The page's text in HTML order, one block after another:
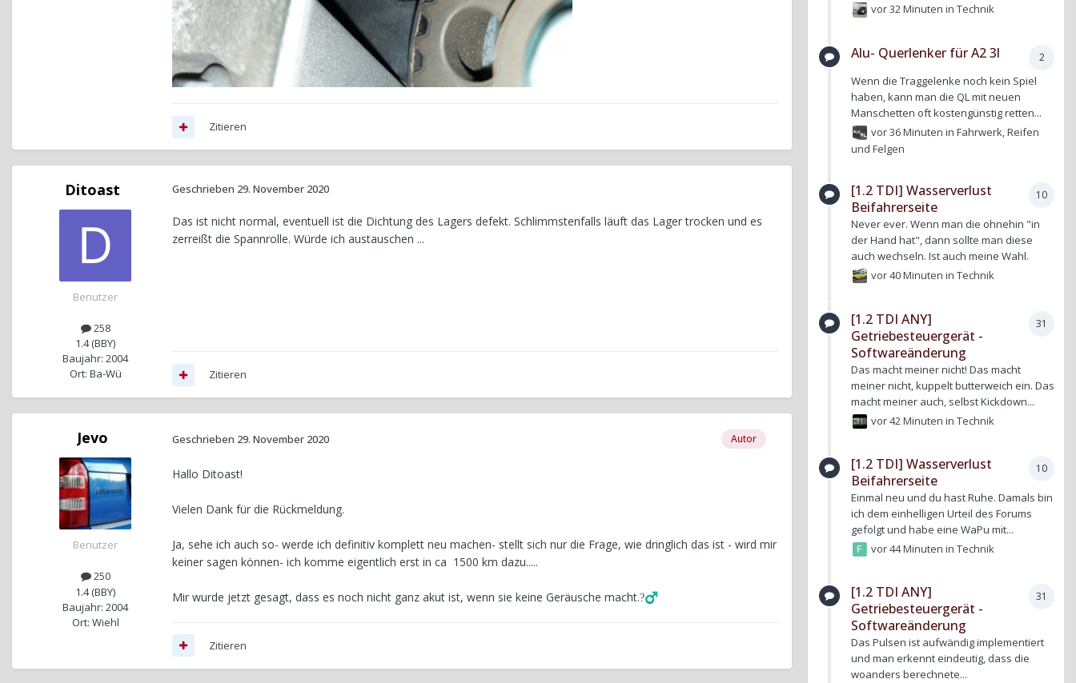
Zitieren
Ditoast
Benutzer
258
1.4 (BBY)
Baujahr: 2004
Ort: Ba-Wü
Geschrieben 29. November 2020
Das ist nicht normal, eventuell ist die Dichtung des Lagers defekt. Schlimmstenfalls läuft das Lager trocken und es
zerreißt die Spannrolle. Würde ich austauschen ...
Zitieren
Jevo
Benutzer
250
1.4 (BBY)
Baujahr: 2004
Ort: Wiehl
Autor
Geschrieben 29. November 2020
Hallo Ditoast!
Vielen Dank für die Rückmeldung.
Ja, sehe ich auch so- werde ich definitiv komplett neu machen- stellt sich nur die Frage, wie dringlich das ist - wird mir
keiner sagen können- ich komme eigentlich erst in ca 1500 km dazu.....
Mir wurde jetzt gesagt, dass es noch nicht ganz akut ist, wenn sie keine Geräusche macht.?‍♂️
Zitieren
vor 32 MinuteninTechnik
2
Alu- Querlenker für A2 3l
Wenn die Traggelenke noch kein Spiel
haben, kann man die QL mit neuen
Manschetten oft kostengünstig retten...
vor 36 MinuteninFahrwerk, Reifen
und Felgen
10
[1.2 TDI] Wasserverlust
Beifahrerseite
Never ever. Wenn man die ohnehin "in
der Hand hat", dann sollte man diese
auch wechseln. Ist auch meine Wahl.
vor 40 MinuteninTechnik
31
[1.2 TDI ANY]
Getriebesteuergerät -
Softwareänderung
Das macht meiner nicht! Das macht
meiner nicht, kuppelt butterweich ein. Das
macht meiner auch, selbst Kickdown...
vor 42 MinuteninTechnik
10
[1.2 TDI] Wasserverlust
Beifahrerseite
Einmal neu und du hast Ruhe. Damals bin
ich dem einhelligen Urteil des Forums
gefolgt und habe eine WaPu mit...
vor 44 MinuteninTechnik
31
[1.2 TDI ANY]
Getriebesteuergerät -
Softwareänderung
Das Pulsen ist aufwändig implementiert
und man erkennt eindeutig, dass die
woanders berechnete...